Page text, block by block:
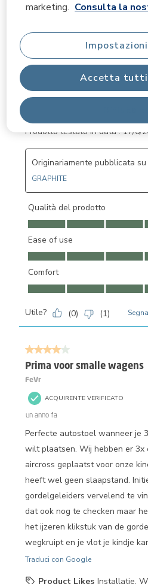
marketing. Consulta la
Accetta tutti
my shippin address. Pick up
seen. Please sort this out. I
if I'm not informed at the point
product is shipped to
Traduci con Google
Prodotto testato in data :17/6/
Originariamente pubblicata su
GRAPHITE
Qualità del prodotto
Qualità del prodotto, 5.0 su 5
Ease of use
Ease of use, 5.0 su 5
Comfort
Comfort, 4.0 su 5
Utile? (0) (1)
4 su 5 stelle.
Prima voor smalle wagens
FeVr
ACQUIRENTE VERIFICATO
un anno fa
Perfecte autostoel wanneer je
wilt plaatsen. Wij hebben er 3x
aircross geplaatst voor onze
heeft wel geen slaapstand.
gordelgeleiders vervelend te
dat ook nog te checken maar
het ijzeren klikstuk van de
wegkruipt en je vlot je kindje
Traduci con Google
Product Likes Installatie,